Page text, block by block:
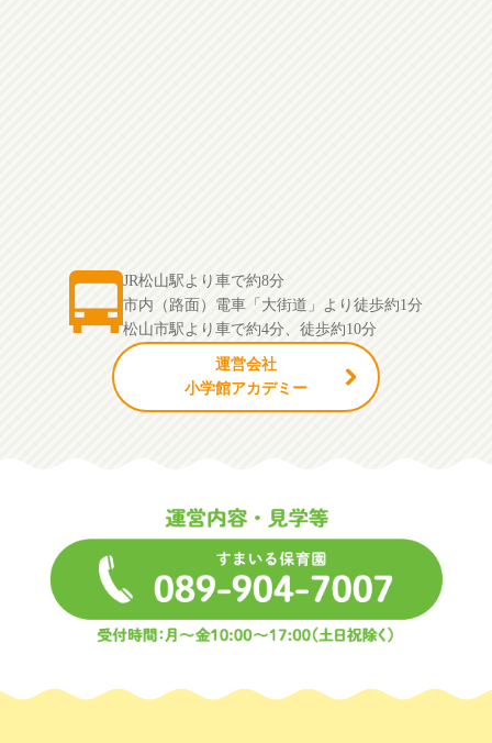
JR松山駅より車で約8分
市内（路面）電車「大街道」より徒歩約1分
松山市駅より車で約4分、徒歩約10分
運営会社
小学館アカデミー